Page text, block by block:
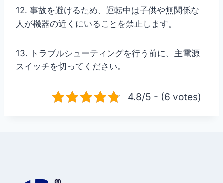
12. 事故を避けるため、運転中は子供や無関係な
人が機器の近くにいることを禁止します。
13. トラブルシューティングを行う前に、主電源
スイッチを切ってください。
4.8/5 - (6 votes)